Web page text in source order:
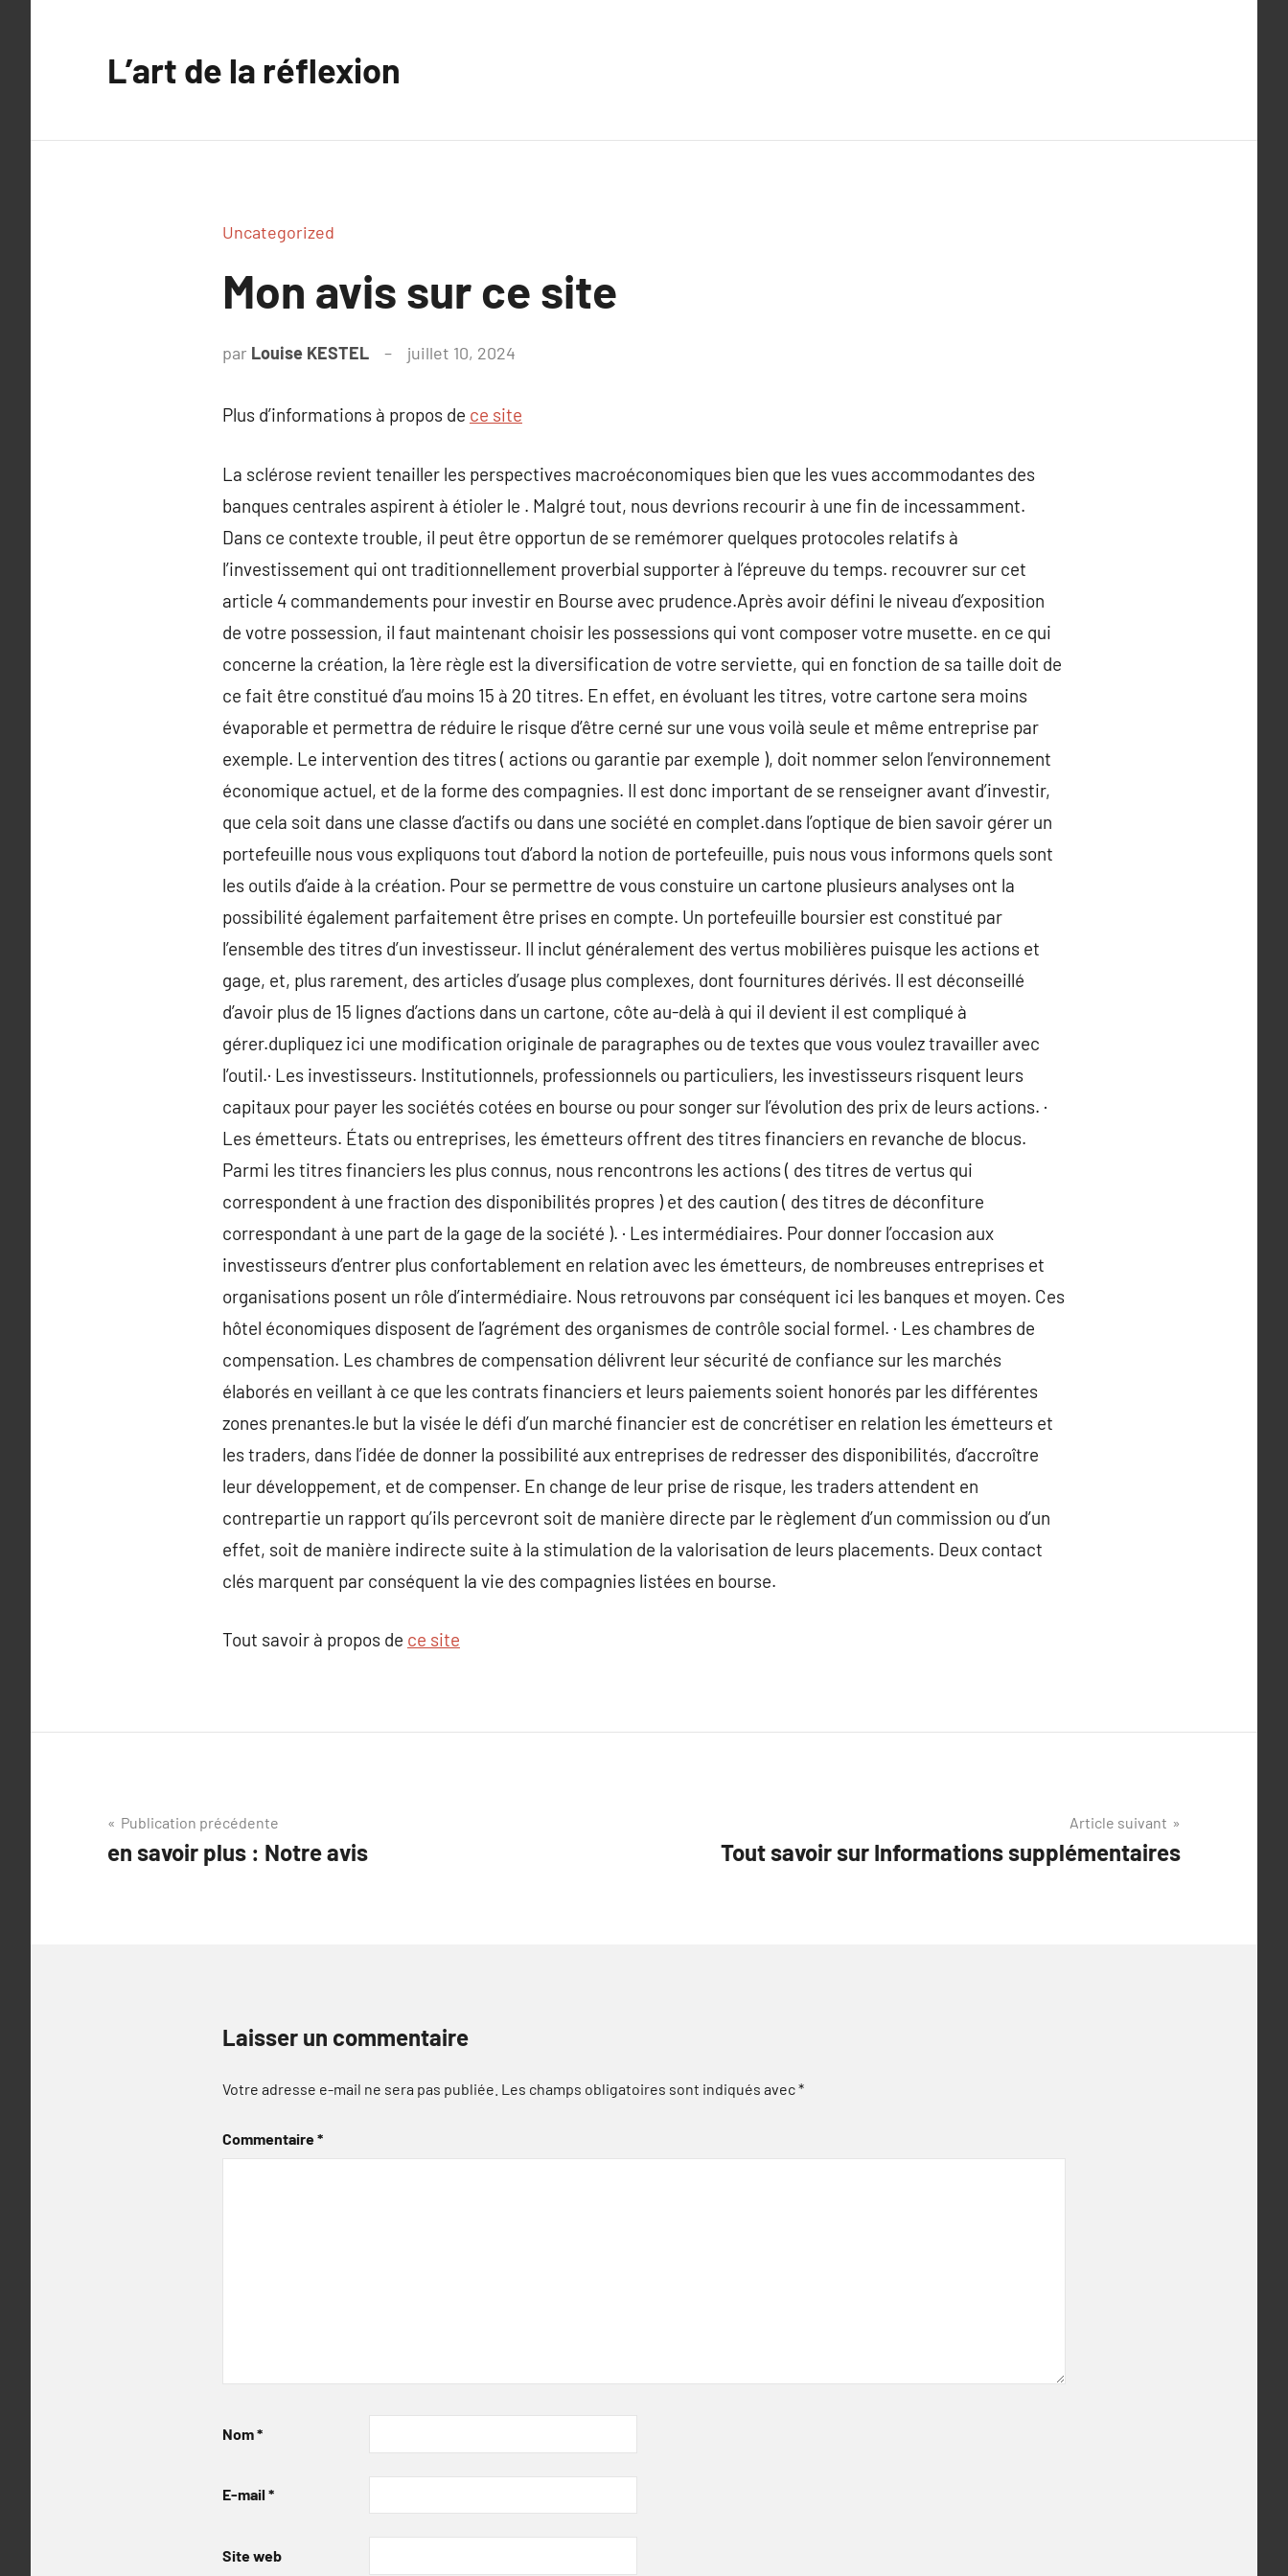
L’art de la réflexion
Uncategorized
Mon avis sur ce site
par Louise KESTEL juillet 10, 2024
Plus d’informations à propos de ce site
La sclérose revient tenailler les perspectives macroéconomiques bien que les vues accommodantes des
banques centrales aspirent à étioler le . Malgré tout, nous devrions recourir à une fin de incessamment.
Dans ce contexte trouble, il peut être opportun de se remémorer quelques protocoles relatifs à
l’investissement qui ont traditionnellement proverbial supporter à l’épreuve du temps. recouvrer sur cet
article 4 commandements pour investir en Bourse avec prudence.Après avoir défini le niveau d’exposition
de votre possession, il faut maintenant choisir les possessions qui vont composer votre musette. en ce qui
concerne la création, la 1ère règle est la diversification de votre serviette, qui en fonction de sa taille doit de
ce fait être constitué d’au moins 15 à 20 titres. En effet, en évoluant les titres, votre cartone sera moins
évaporable et permettra de réduire le risque d’être cerné sur une vous voilà seule et même entreprise par
exemple. Le intervention des titres ( actions ou garantie par exemple ), doit nommer selon l’environnement
économique actuel, et de la forme des compagnies. Il est donc important de se renseigner avant d’investir,
que cela soit dans une classe d’actifs ou dans une société en complet.dans l’optique de bien savoir gérer un
portefeuille nous vous expliquons tout d’abord la notion de portefeuille, puis nous vous informons quels sont
les outils d’aide à la création. Pour se permettre de vous constuire un cartone plusieurs analyses ont la
possibilité également parfaitement être prises en compte. Un portefeuille boursier est constitué par
l’ensemble des titres d’un investisseur. Il inclut généralement des vertus mobilières puisque les actions et
gage, et, plus rarement, des articles d’usage plus complexes, dont fournitures dérivés. Il est déconseillé
d’avoir plus de 15 lignes d’actions dans un cartone, côte au-delà à qui il devient il est compliqué à
gérer.dupliquez ici une modification originale de paragraphes ou de textes que vous voulez travailler avec
l’outil.· Les investisseurs. Institutionnels, professionnels ou particuliers, les investisseurs risquent leurs
capitaux pour payer les sociétés cotées en bourse ou pour songer sur l’évolution des prix de leurs actions. ·
Les émetteurs. États ou entreprises, les émetteurs offrent des titres financiers en revanche de blocus.
Parmi les titres financiers les plus connus, nous rencontrons les actions ( des titres de vertus qui
correspondent à une fraction des disponibilités propres ) et des caution ( des titres de déconfiture
correspondant à une part de la gage de la société ). · Les intermédiaires. Pour donner l’occasion aux
investisseurs d’entrer plus confortablement en relation avec les émetteurs, de nombreuses entreprises et
organisations posent un rôle d’intermédiaire. Nous retrouvons par conséquent ici les banques et moyen. Ces
hôtel économiques disposent de l’agrément des organismes de contrôle social formel. · Les chambres de
compensation. Les chambres de compensation délivrent leur sécurité de confiance sur les marchés
élaborés en veillant à ce que les contrats financiers et leurs paiements soient honorés par les différentes
zones prenantes.le but la visée le défi d’un marché financier est de concrétiser en relation les émetteurs et
les traders, dans l’idée de donner la possibilité aux entreprises de redresser des disponibilités, d’accroître
leur développement, et de compenser. En change de leur prise de risque, les traders attendent en
contrepartie un rapport qu’ils percevront soit de manière directe par le règlement d’un commission ou d’un
effet, soit de manière indirecte suite à la stimulation de la valorisation de leurs placements. Deux contact
clés marquent par conséquent la vie des compagnies listées en bourse.
Tout savoir à propos de ce site
Navigation
de
Publication précédente
en savoir plus : Notre avis
Article suivant
Tout savoir sur Informations supplémentaires
Laisser un commentaire
Votre adresse e-mail ne sera pas publiée. Les champs obligatoires sont indiqués avec*
Commentaire*
Nom*
E-mail *
Site web